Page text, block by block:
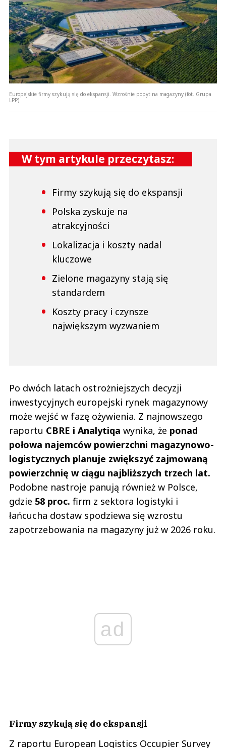
Europejskie firmy szykują się do ekspansji. Wzrośnie popyt na magazyny (fot. Grupa
LPP)
W tym artykule przeczytasz:
Firmy szykują się do ekspansji
Polska zyskuje na
atrakcyjności
Lokalizacja i koszty nadal
kluczowe
Zielone magazyny stają się
standardem
Koszty pracy i czynsze
największym wyzwaniem
Po dwóch latach ostrożniejszych decyzji
inwestycyjnych europejski rynek magazynowy
może wejść w fazę ożywienia. Z najnowszego
raportu CBRE i Analytiqa wynika, że ponad
połowa najemców powierzchni magazynowo-
logistycznych planuje zwiększyć zajmowaną
powierzchnię w ciągu najbliższych trzech lat.
Podobne nastroje panują również w Polsce,
gdzie 58 proc. firm z sektora logistyki i
łańcucha dostaw spodziewa się wzrostu
zapotrzebowania na magazyny już w 2026 roku.
ad
Firmy szykują się do ekspansji
Z raportu European Logistics Occupier Survey